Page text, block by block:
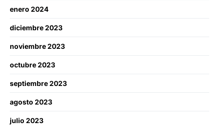
enero 2024
diciembre 2023
noviembre 2023
octubre 2023
septiembre 2023
agosto 2023
julio 2023